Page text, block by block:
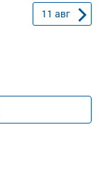
11 авг